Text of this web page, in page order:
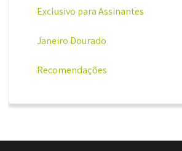
Exclusivo para Assinantes
Janeiro Dourado
Recomendações